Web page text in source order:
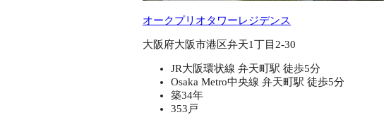
オークプリオタワーレジデンス
大阪府大阪市港区弁天1丁目2-30
JR大阪環状線 弁天町駅 徒歩5分
Osaka Metro中央線 弁天町駅 徒歩5分
築34年
353戸